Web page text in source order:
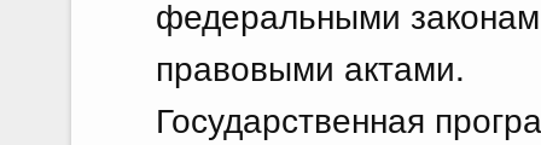
федеральными
правовыми актами.
Государственная